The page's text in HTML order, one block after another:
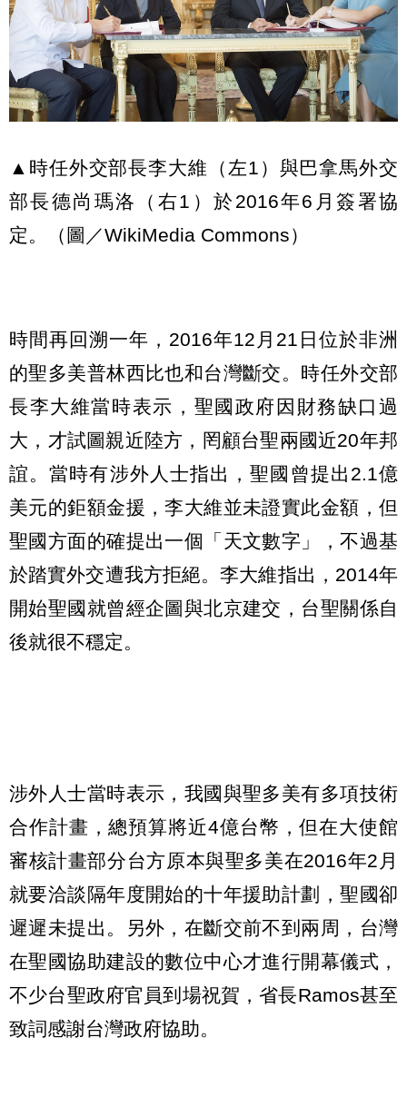
▲時任外交部長李大維（左1）與巴拿馬外交
部長德尚瑪洛（右1）於2016年6月簽署協
定。（圖／WikiMedia Commons）
時間再回溯一年，2016年12月21日位於非洲
的聖多美普林西比也和台灣斷交。時任外交部
長李大維當時表示，聖國政府因財務缺口過
大，才試圖親近陸方，罔顧台聖兩國近20年邦
誼。當時有涉外人士指出，聖國曾提出2.1億
美元的鉅額金援，李大維並未證實此金額，但
聖國方面的確提出一個「天文數字」，不過基
於踏實外交遭我方拒絕。李大維指出，2014年
開始聖國就曾經企圖與北京建交，台聖關係自
後就很不穩定。
涉外人士當時表示，我國與聖多美有多項技術
合作計畫，總預算將近4億台幣，但在大使館
審核計畫部分台方原本與聖多美在2016年2月
就要洽談隔年度開始的十年援助計劃，聖國卻
遲遲未提出。另外，在斷交前不到兩周，台灣
在聖國協助建設的數位中心才進行開幕儀式，
不少台聖政府官員到場祝賀，省長Ramos甚至
致詞感謝台灣政府協助。